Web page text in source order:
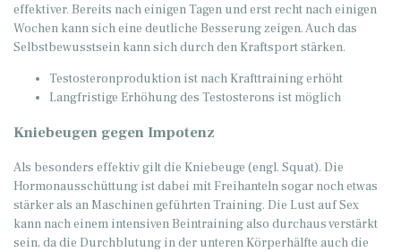
effektiver. Bereits nach einigen Tagen und erst recht nach einigen
Wochen kann sich eine deutliche Besserung zeigen. Auch das
Selbstbewusstsein kann sich durch den Kraftsport stärken.
Testosteronproduktion ist nach Krafttraining erhöht
Langfristige Erhöhung des Testosterons ist möglich
Kniebeugen gegen Impotenz
Als besonders effektiv gilt die Kniebeuge (engl. Squat). Die
Hormonausschüttung ist dabei mit Freihanteln sogar noch etwas
stärker als an Maschinen geführten Training. Die Lust auf Sex
kann nach einem intensiven Beintraining also durchaus verstärkt
sein, da die Durchblutung in der unteren Körperhälfte auch die